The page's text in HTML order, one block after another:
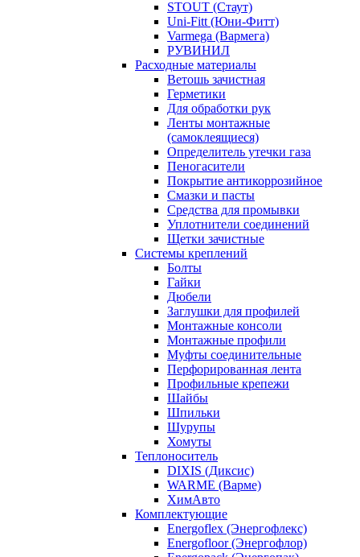
STOUT (Стаут)
Uni-Fitt (Юни-Фитт)
Varmega (Вармега)
РУВИНИЛ
Расходные материалы
Ветошь зачистная
Герметики
Для обработки рук
Ленты монтажные
(самоклеящиеся)
Определитель утечки газа
Пеногасители
Покрытие антикоррозийное
Смазки и пасты
Средства для промывки
Уплотнители соединений
Щетки зачистные
Системы креплений
Болты
Гайки
Дюбели
Заглушки для профилей
Монтажные консоли
Монтажные профили
Муфты соединительные
Перфорированная лента
Профильные крепежи
Шайбы
Шпильки
Шурупы
Хомуты
Теплоноситель
DIXIS (Диксис)
WARME (Варме)
ХимАвто
Комплектующие
Energoflex (Энергофлекс)
Energofloor (Энергофлор)